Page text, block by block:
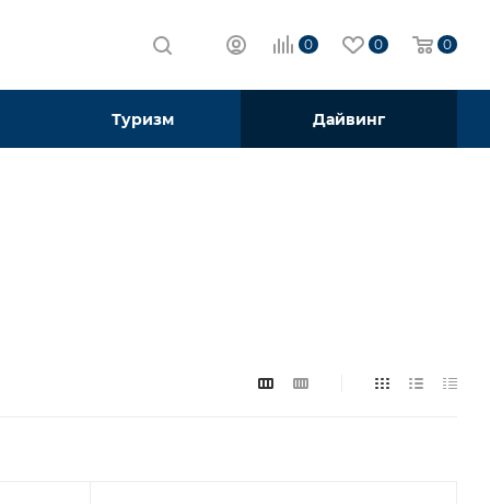
0 0 0
Туризм Дайвинг